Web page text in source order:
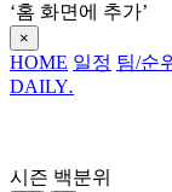
‘홈 화면에 추가’
×
HOME 일정 팀/순
DAILY.
시즌 백분위